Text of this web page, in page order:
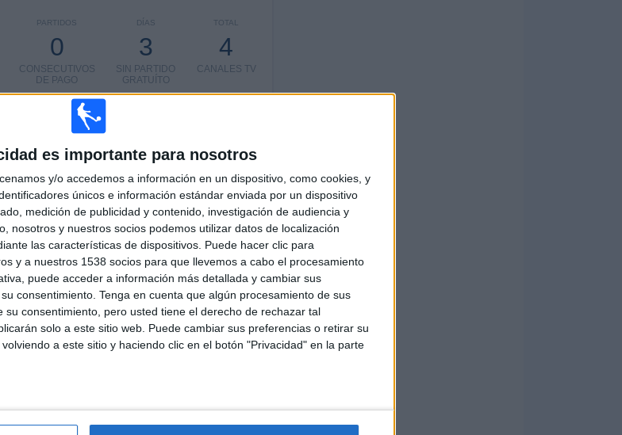
es importante para nosotros
y/o accedemos a información en un dispositivo, como cookies, y
únicos e información estándar enviada por un dispositivo
medición de publicidad y contenido, investigación de audiencia y
nosotros y nuestros socios podemos utilizar datos de localización
las características de dispositivos. Puede hacer clic para
y a nuestros 1538 socios para que llevemos a cabo el procesamiento
puede acceder a información más detallada y cambiar sus
consentimiento. Tenga en cuenta que algún procesamiento de sus
consentimiento, pero usted tiene el derecho de rechazar tal
solo a este sitio web. Puede cambiar sus preferencias o retirar su
a este sitio y haciendo clic en el botón "Privacidad" en la parte
TOTAL
4
CANALES TV
DÍAS
3
SIN PARTIDO
GRATUÍTO
PARTIDOS
0
CONSECUTIVOS
DE PAGO
TOTAL
23
MÁXIMO
4
Excursionistas
TOTAL
2
POR COMPETICIONES
Primera B Argentina
38 (97,44%)
Copa Argentina
1 (2,56%)
completo
LA SEMANA